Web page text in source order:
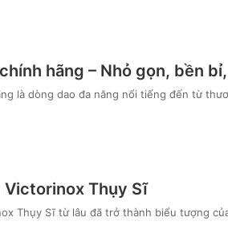
hãng – Nhỏ gọn, bền
là dòng dao đa năng nổi tiếng đến từ
Victorinox Thụy Sĩ
Thụy Sĩ từ lâu đã trở thành biểu tượng